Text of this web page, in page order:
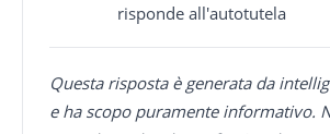
risponde all'autotutela
Questa risposta è generata da
e ha scopo puramente informativo.